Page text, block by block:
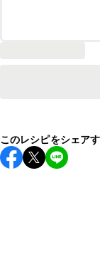
このレシピをシェア